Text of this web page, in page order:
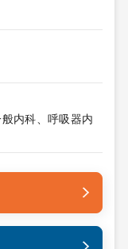
内科、呼吸器内